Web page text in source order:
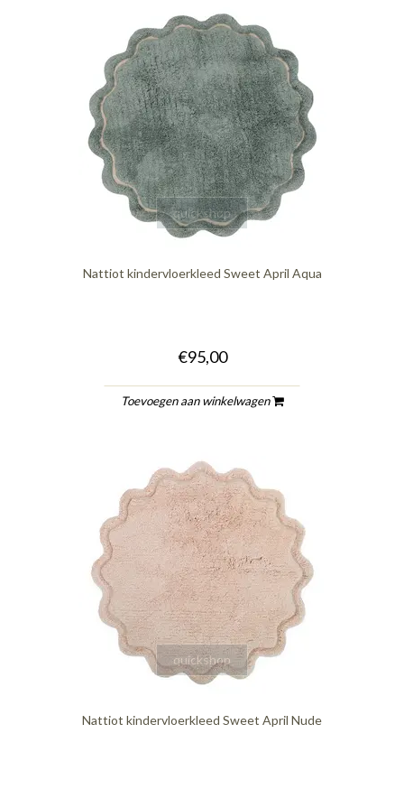
quickshop
Nattiot kindervloerkleed Sweet April Aqua
€95,00
Toevoegen aan winkelwagen
quickshop
Nattiot kindervloerkleed Sweet April Nude